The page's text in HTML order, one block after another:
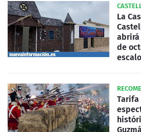
La
abrirá
de
Tarifa